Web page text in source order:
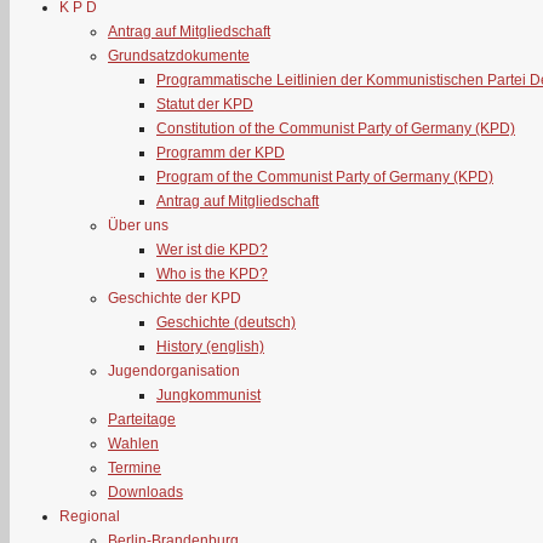
K P D
Antrag auf Mitgliedschaft
Grundsatzdokumente
Programmatische Leitlinien der Kommunistischen Partei
Statut der KPD
Constitution of the Communist Party of Germany (KPD)
Programm der KPD
Program of the Communist Party of Germany (KPD)
Antrag auf Mitgliedschaft
Über uns
Wer ist die KPD?
Who is the KPD?
Geschichte der KPD
Geschichte (deutsch)
History (english)
Jugendorganisation
Jungkommunist
Parteitage
Wahlen
Termine
Downloads
Regional